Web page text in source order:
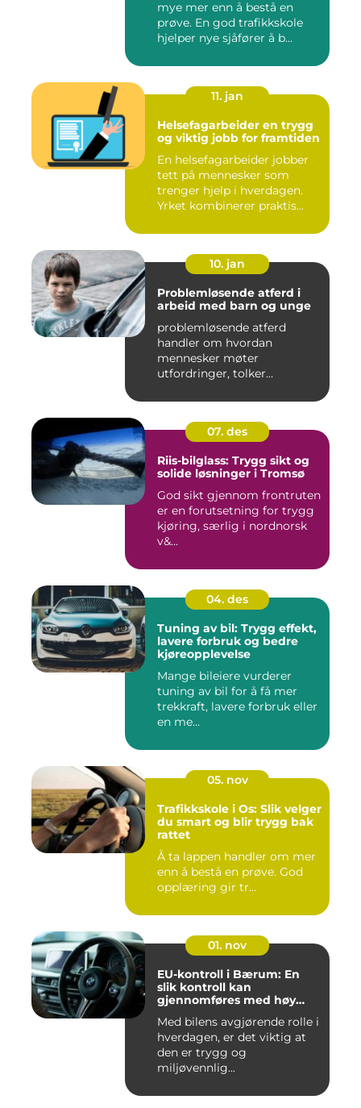
mye mer enn å bestå en
prøve. En god trafikkskole
hjelper nye sjåfører å b...
11. jan
Helsefagarbeider en trygg
og viktig jobb for framtiden
En helsefagarbeider jobber
tett på mennesker som
trenger hjelp i hverdagen.
Yrket kombinerer praktis...
10. jan
Problemløsende atferd i
arbeid med barn og unge
problemløsende atferd
handler om hvordan
mennesker møter
utfordringer, tolker
07. des
Riis-bilglass: Trygg sikt og
solide løsninger i Tromsø
God sikt gjennom frontruten
er en forutsetning for trygg
kjøring, særlig i nordnorsk
v&...
04. des
Tuning av bil: Trygg effekt,
lavere forbruk og bedre
kjøreopplevelse
Mange bileiere vurderer
tuning av bil for å få mer
trekkraft, lavere forbruk eller
en me...
05. nov
Trafikkskole i Os: Slik velger
du smart og blir trygg bak
rattet
Å ta lappen handler om mer
enn å bestå en prøve. God
opplæring gir tr...
01. nov
EU-kontroll i Bærum: En
slik kontroll kan
gjennomføres med høy
Med bilens avgjørende rolle i
hverdagen, er det viktig at
den er trygg og
miljøvennlig...